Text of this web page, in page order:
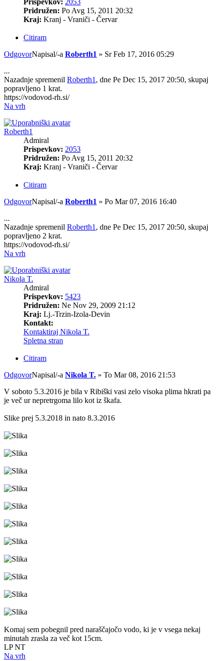
Prispevkov: 2053
Pridružen: Po Avg 15, 2011 20:32
Kraj: Kranj - Vraniči - Červar
Citiram
OdgovorNapisal/-a Roberth1 » Sr Feb 17, 2016 05:29
...
Nazadnje spremenil Roberth1 , dne Pe Dec 15, 2017 20:50, skupaj
popravljeno 1 krat.
https://vodovod-rh.si/
Na vrh
Roberth1
Admiral
Prispevkov: 2053
Pridružen: Po Avg 15, 2011 20:32
Kraj: Kranj - Vraniči - Červar
Citiram
OdgovorNapisal/-a Roberth1 » Po Mar 07, 2016 16:40
...
Nazadnje spremenil Roberth1 , dne Pe Dec 15, 2017 20:50, skupaj
popravljeno 2 krat.
https://vodovod-rh.si/
Na vrh
Nikola T.
Admiral
Prispevkov: 5423
Pridružen: Ne Nov 29, 2009 21:12
Kraj: Lj.-Trzin-Izola-Devin
Kontakt:
Kontaktiraj Nikola T.
Spletna stran
Citiram
OdgovorNapisal/-a Nikola T. » To Mar 08, 2016 21:53
V soboto 5.3.2016 je bila v Ribiški vasi zelo visoka plima hkrati pa
je več ur nepretrgoma lilo kot iz škafa.
Slike prej 5.3.2018 in nato 8.3.2016
Komaj sem pobegnil pred naraščajočo vodo, ki je v vsega nekaj
minutah zrasla za več kot 15cm.
LP NT
Na vrh